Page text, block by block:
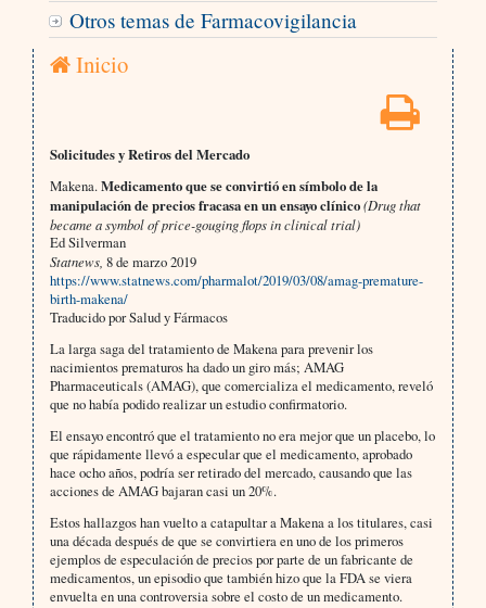
Otros temas de Farmacovigilancia
Inicio
Solicitudes y Retiros del Mercado
Makena.Medicamento que se convirtió en símbolo de la
manipulación de precios fracasa en un ensayo clínico(Drug that
became a symbol of price-gouging flops in clinical trial)
Ed Silverman
Statnews, 8 de marzo 2019
https://www.statnews.com/pharmalot/2019/03/08/amag-premature-
birth-makena/
Traducido por Salud y Fármacos
La larga saga del tratamiento de Makena para prevenir los
nacimientos prematuros ha dado un giro más; AMAG
Pharmaceuticals (AMAG), que comercializa el medicamento, reveló
que no había podido realizar un estudio confirmatorio.
El ensayo encontró que el tratamiento no era mejor que un placebo, lo
que rápidamente llevó a especular que el medicamento, aprobado
hace ocho años, podría ser retirado del mercado, causando que las
acciones de AMAG bajaran casi un 20%.
Estos hallazgos han vuelto a catapultar a Makena a los titulares, casi
una década después de que se convirtiera en uno de los primeros
ejemplos de especulación de precios por parte de un fabricante de
medicamentos, un episodio que también hizo que la FDA se viera
envuelta en una controversia sobre el costo de un medicamento.